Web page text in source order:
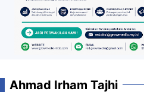
Ahmad Irham Tajhi